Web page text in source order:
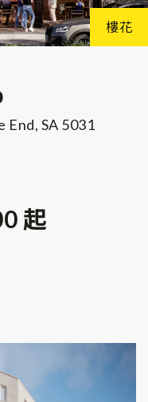
樓花
End, SA 5031
起